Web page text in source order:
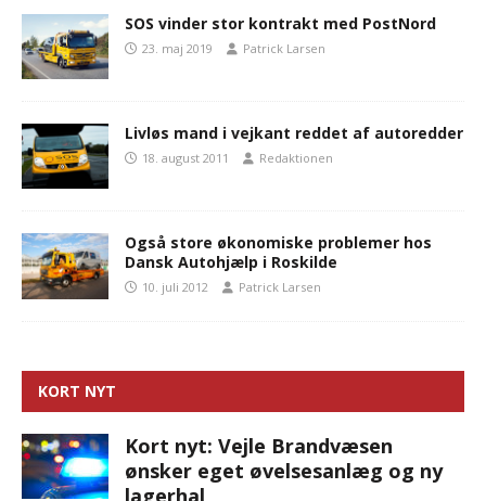
SOS vinder stor kontrakt med PostNord
23. maj 2019 Patrick Larsen
Livløs mand i vejkant reddet af autoredder
18. august 2011 Redaktionen
Også store økonomiske problemer hos
Dansk Autohjælp i Roskilde
10. juli 2012 Patrick Larsen
KORT NYT
Kort nyt: Vejle Brandvæsen
ønsker eget øvelsesanlæg og ny
lagerhal